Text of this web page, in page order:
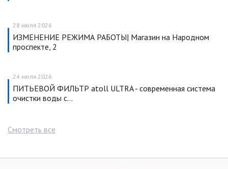
28 июля 2026
ИЗМЕНЕНИЕ РЕЖИМА РАБОТЫ| Магазин на Народном
проспекте, 2
24 июля 2026
ПИТЬЕВОЙ ФИЛЬТР atoll ULTRA - современная система
очистки воды с…
Смотреть все